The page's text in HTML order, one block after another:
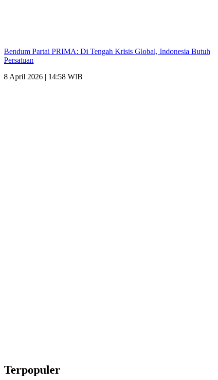
Bendum Partai PRIMA: Di Tengah Krisis Global, Indonesia Butuh
Persatuan
8 April 2026 | 14:58 WIB
Terpopuler